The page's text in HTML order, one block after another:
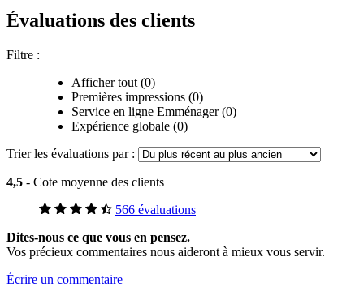
Évaluations des clients
Filtre :
Afficher tout (0)
Premières impressions (0)
Service en ligne Emménager (0)
Expérience globale (0)
Trier les évaluations par :
4,5 - Cote moyenne des clients
566 évaluations
Dites-nous ce que vous en pensez.
Vos précieux commentaires nous aideront à mieux vous servir.
Écrire un commentaire